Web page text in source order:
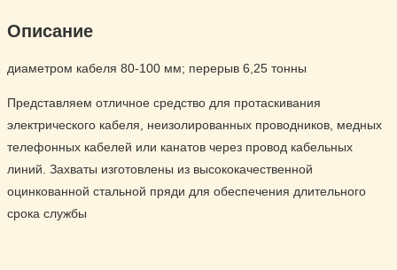
Описание
диаметром кабеля 80-100 мм; перерыв 6,25 тонны
Представляем отличное средство для протаскивания
электрического кабеля, неизолированных проводников, медных
телефонных кабелей или канатов через провод кабельных
линий. Захваты изготовлены из высококачественной
оцинкованной стальной пряди для обеспечения длительного
срока службы